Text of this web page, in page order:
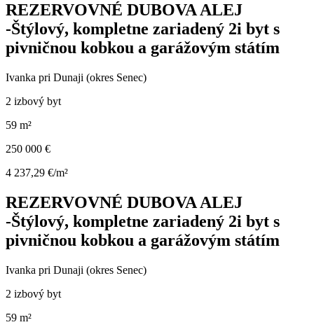
REZERVOVNÉ DUBOVA ALEJ
-Štýlový, kompletne zariadený 2i byt s
pivničnou kobkou a garážovým státím
Ivanka pri Dunaji (okres Senec)
2 izbový byt
59 m²
250 000 €
4 237,29 €/m²
REZERVOVNÉ DUBOVA ALEJ
-Štýlový, kompletne zariadený 2i byt s
pivničnou kobkou a garážovým státím
Ivanka pri Dunaji (okres Senec)
2 izbový byt
59 m²